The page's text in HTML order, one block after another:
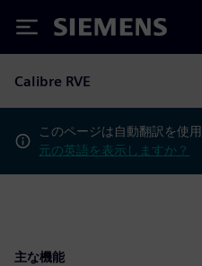
Siemens
Calibre RVE
このページは自動翻訳を使
元の英語を表示しますか？
主な機能